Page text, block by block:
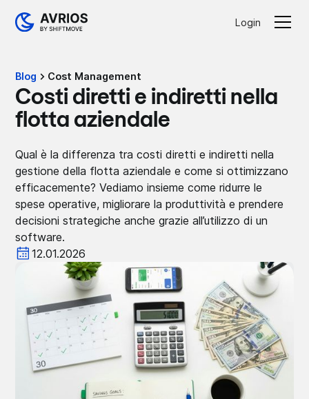
Login
Blog Cost Management
Costi diretti e indiretti nella
flotta aziendale
Qual è la differenza tra costi diretti e indiretti nella
gestione della flotta aziendale e come si ottimizzano
efficacemente? Vediamo insieme come ridurre le
spese operative, migliorare la produttività e prendere
decisioni strategiche anche grazie all’utilizzo di un
software.
12.01.2026